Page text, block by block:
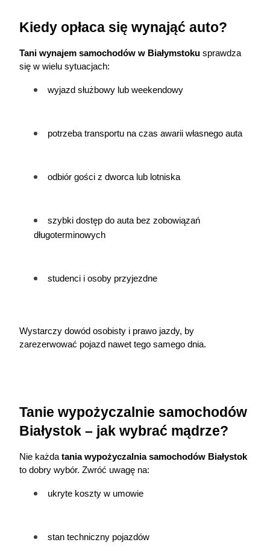
Kiedy opłaca się wynająć auto?
Tani wynajem samochodów w Białymstoku sprawdza
się w wielu sytuacjach:
wyjazd służbowy lub weekendowy
potrzeba transportu na czas awarii własnego auta
odbiór gości z dworca lub lotniska
szybki dostęp do auta bez zobowiązań
długoterminowych
studenci i osoby przyjezdne
Wystarczy dowód osobisty i prawo jazdy, by
zarezerwować pojazd nawet tego samego dnia.
Tanie wypożyczalnie samochodów
Białystok – jak wybrać mądrze?
Nie każda tania wypożyczalnia samochodów Białystok
to dobry wybór. Zwróć uwagę na:
ukryte koszty w umowie
stan techniczny pojazdów